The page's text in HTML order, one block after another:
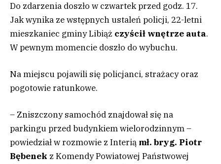
Do zdarzenia doszło w czwartek przed godz. 17.
Jak wynika ze wstępnych ustaleń policji, 22-letni
mieszkaniec gminy Libiąż czyścił wnętrze auta.
W pewnym momencie doszło do wybuchu.
Na miejscu pojawili się policjanci, strażacy oraz
pogotowie ratunkowe.
– Zniszczony samochód znajdował się na
parkingu przed budynkiem wielorodzinnym –
powiedział w rozmowie z Interią mł. bryg. Piotr
Bębenek z Komendy Powiatowej Państwowej